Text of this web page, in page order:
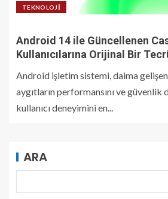
TEKNOLOJI
Android 14 ile Güncellenen
Kullanıcılarına Orijinal Bir
Android işletim sistemi, daima
aygıtların performansını ve güvenlik
kullanıcı deneyimini en...
ARA